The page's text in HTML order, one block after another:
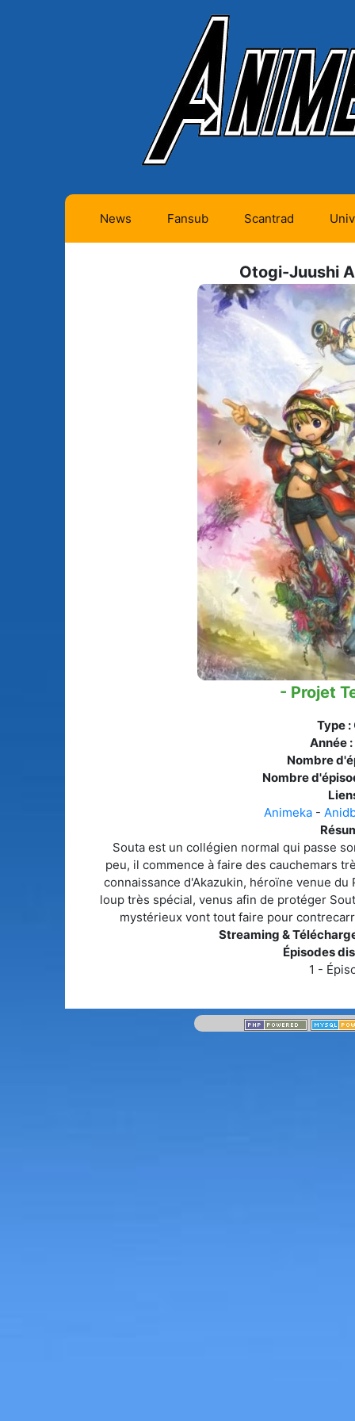
News Fansub
Animes en cours (1)
Animes terminés
Animes abandonnés
Tous les animes (604)
Scantrad
Mangas en cours
(Privés) (4)
Mangas en cours
(Publics) (11)
Mangas terminés
(Privés) (132)
Mangas terminés
(Publics) (88)
Mangas en pause
Mangas licenciés
Mangas
(0)
Tous les mangas
(273)
Otogi-Juushi
- Projet
Type :
Année :
Nombre
Nombre
Animeka -
Souta est un collégien normal qui passe
peu, il commence à faire des cauchemars
connaissance d'Akazukin, héroïne venue du
loup très spécial, venus afin de protéger
mystérieux vont tout faire pour
Streaming &
Épisodes
1 -